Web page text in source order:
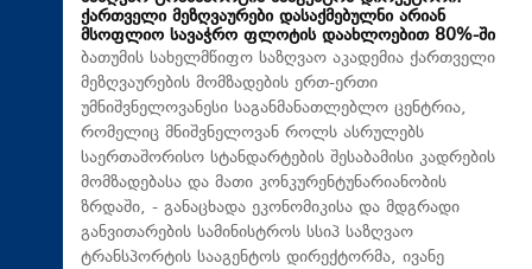
ქართველი მეზღვაურები დასაქმებულნი არიან
მსოფლიო სავაჭრო ფლოტის დაახლოებით 80%-ში
ბათუმის სახელმწიფო საზღვაო აკადემია ქართველი
მეზღვაურების მომზადების ერთ-ერთი
უმნიშვნელოვანესი საგანმანათლებლო ცენტრია,
რომელიც მნიშვნელოვან როლს ასრულებს
საერთაშორისო სტანდარტების შესაბამისი კადრების
მომზადებასა და მათი კონკურენტუნარიანობის
ზრდაში, - განაცხადა ეკონომიკისა და მდგრადი
განვითარების სამინისტროს სსიპ საზღვაო
ტრანსპორტის სააგენტოს დირექტორმა, ივანე